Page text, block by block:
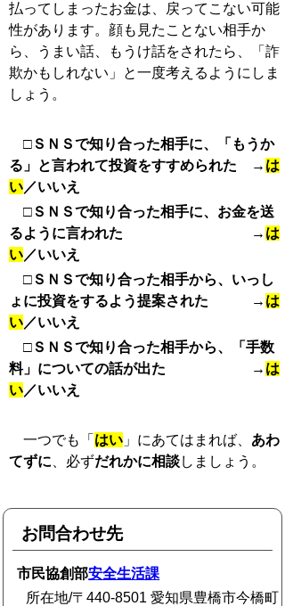
払ってしまったお金は、戻ってこない可能
性があります。顔も見たことない相手か
ら、うまい話、もうけ話をされたら、
「詐
欺かもしれない」と一度考えるようにしま
しょう。
□ＳＮＳで知り合った相手に、「もうか
る」と言われて投資をすすめられた → は
い／いいえ
□ＳＮＳで知り合った相手に、お金を送
るように言われた → は
い／いいえ
□ＳＮＳで知り合った相手から、いっし
ょに投資をするよう提案された → は
い／いいえ
□ＳＮＳで知り合った相手から、「手数
料」についての話が出た → は
い／いいえ
一つでも「 はい 」にあてはまれば、 あわ
てずに 、必ずだれかに相談しましょう。
お問合わせ先
市民協創部安全生活課
所在地/〒440-8501 愛知県豊橋市今橋町